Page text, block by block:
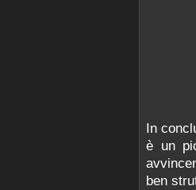
In
è un
ben